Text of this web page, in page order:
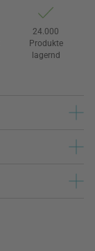
24.000
Produkte
lagernd